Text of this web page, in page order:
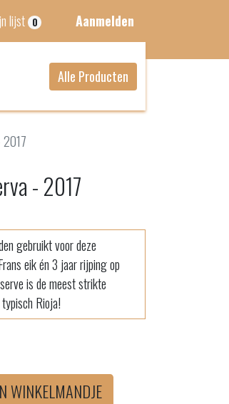
lijst 0 Aanmelden
Alle Producten
2017
- 2017
gebruikt voor deze
eik én 3 jaar rijping op
is de meest strikte
Rioja!
WINKELMANDJE